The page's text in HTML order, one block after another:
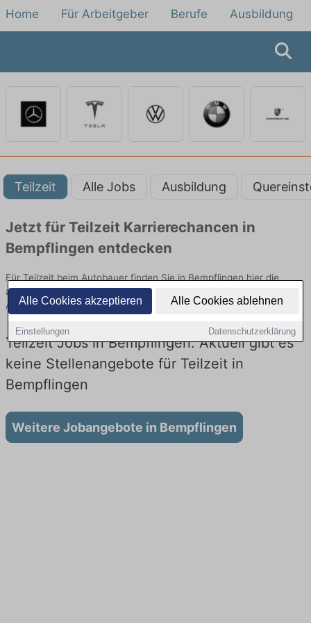
Alle Cookies akzeptieren Alle Cookies ablehnen
Einstellungen Datenschutzerklärung
Home Für Arbeitgeber Berufe Ausbildung
Teilzeit Alle Jobs Ausbildung
Jetzt für Teilzeit Karrierechancen in
Bempflingen entdecken
Für Teilzeit beim Autobauer finden Sie in Bempflingen hier die
aktuellsten Angebote. Entdecken Sie freie Optionen von Top-
Arbeitgebern und bewerben Sie sich noch heute.
Teilzeit Jobs in Bempflingen: Aktuell gibt es
keine Stellenangebote für Teilzeit in
Bempflingen
Weitere Jobangebote in Bempflingen